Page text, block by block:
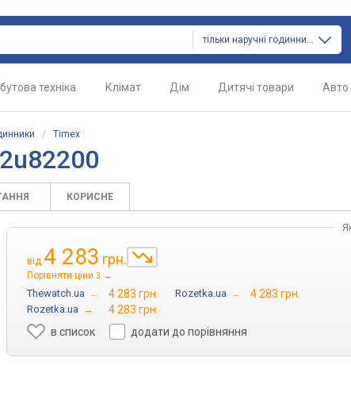
тільки наручні годинники
техніка Клімат Дім Дитячі товари Авто
/ Timex
КОРИСНЕ
від 4 283 грн.
Порівняти ціни 3 →
Thewatch.ua → 4 283 грн. Rozetka.ua → 4 283 грн.
Rozetka.ua →
4 283 грн.
в список
додати до порівняння